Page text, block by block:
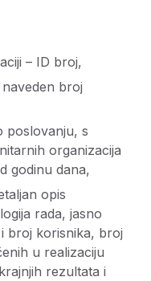
– ID broj,
broj
poslovanju, s
organizacija
godinu dana,
opis
rada, jasno
broj korisnika, broj
u realizaciju
rezultata i